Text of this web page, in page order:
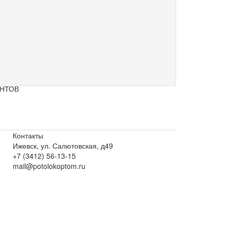
Контакты
Ижевск, ул. Салютовская, д49
+7 (3412) 56-13-15
mail@potolokoptom.ru